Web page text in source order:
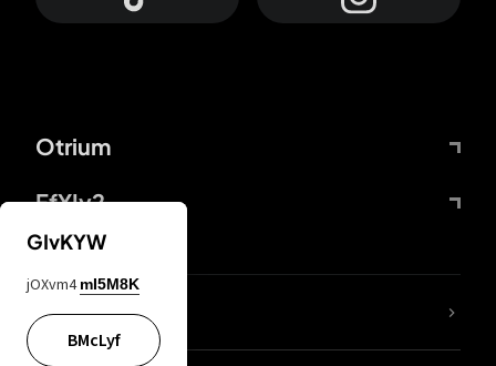
Otrium
FfYIy2
65A04M
GIvKYW
jOXvm4 mI5M8K
BMcLyf